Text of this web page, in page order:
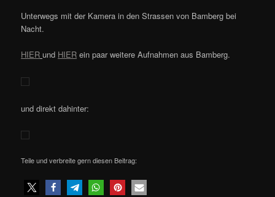
Unterwegs mit der Kamera in den Strassen von Bamberg bei
Nacht.
HIER und HIER ein paar weitere Aufnahmen aus Bamberg.
und direkt dahinter:
Teile und verbreite gern diesen Beitrag: